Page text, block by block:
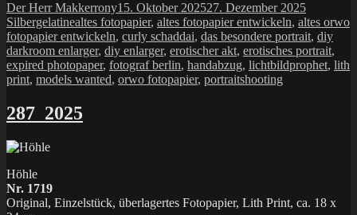
Autor
Der Herr MakkerronyVeröffentlicht
am
15. Oktober 202527. Dezember 2025
SilbergelatineSchlagwörter
altes fotopapier, altes fotopapier entwickeln, altes orwo
fotopapier entwickeln, curly schaddai, das besondere portrait, diy
darkroom enlarger, diy enlarger, erotischer akt, erotisches portrait,
expired photopaper, fotograf berlin, handabzug, lichtbildprophet, lith
print, models wanted, orwo fotopapier, portraitshooting
287_2025
Höhle
Nr. 1719
Original, Einzelstück, überlagertes Fotopapier, Lith Print, ca. 18 x